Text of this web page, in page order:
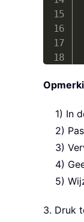
1) In
2)
3)
4)
5)
3. Druk